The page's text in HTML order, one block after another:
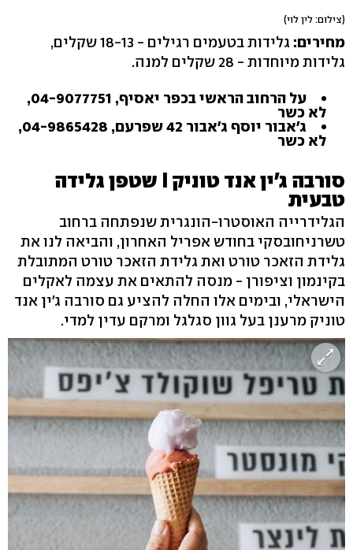
(צילום: לין לוי)
מחירים:
גלידות בטעמים רגילים - 18-13 שקלים,
גלידות מיוחדות - 28 שקלים למנה.
על הרחוב הראשי בכפר יאסיף, 04-9077751,
לא כשר
ג'אבור יוסף ג'אבור 42 שפרעם, 04-9865428,
לא כשר
סורבה ג'ין אנד טוניק I שטפן גלידה
טבעית
הגלידרייה האוסטרו-הונגרית שנפתחה ברחוב
טשרניחובסקי בחודש אפריל האחרון, והביאה לנו את
גלידת הזאכר טורט ואת גלידת הזאכר טורט המתובלת
בקינמון וציפורן - מנסה להתאים את עצמה לאקלים
הישראלי, ובימים אלו החלה להציע גם סורבה ג'ין אנד
טוניק מרענן בעל גוון סגלגל ומרקם עדין למדי.